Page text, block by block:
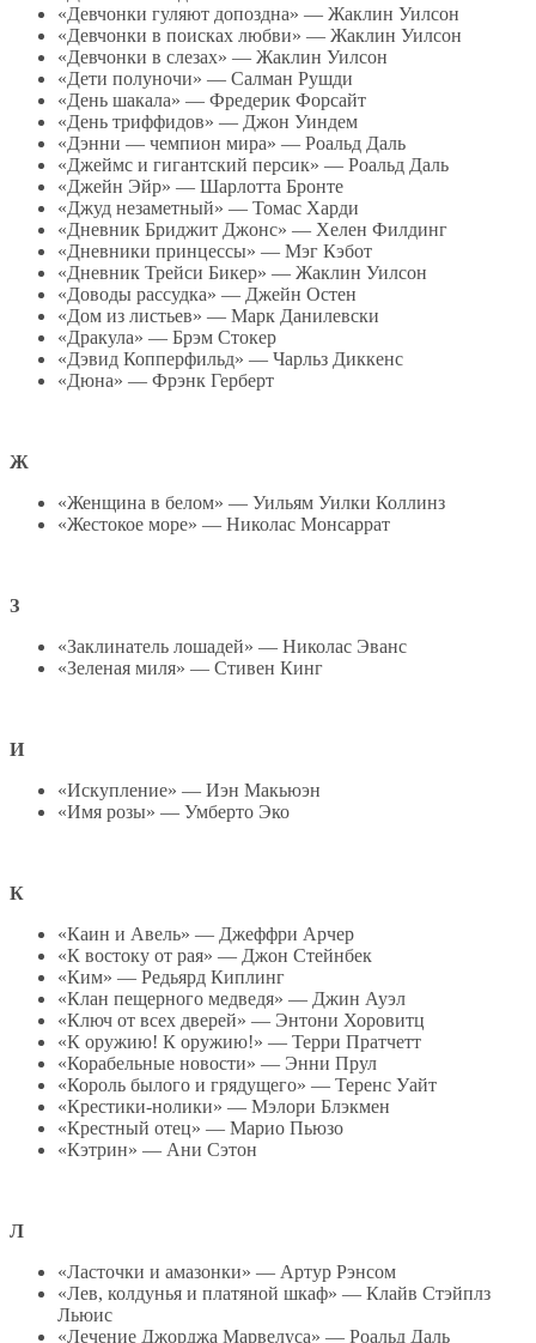
«Девчонки гуляют допоздна» — Жаклин Уилсон
«Девчонки в поисках любви» — Жаклин Уилсон
«Девчонки в слезах» — Жаклин Уилсон
«Дети полуночи» — Салман Рушди
«День шакала» — Фредерик Форсайт
«День триффидов» — Джон Уиндем
«Дэнни — чемпион мира» — Роальд Даль
«Джеймс и гигантский персик» — Роальд Даль
«Джейн Эйр» — Шарлотта Бронте
«Джуд незаметный» — Томас Харди
«Дневник Бриджит Джонс» — Хелен Филдинг
«Дневники принцессы» — Мэг Кэбот
«Дневник Трейси Бикер» — Жаклин Уилсон
«Доводы рассудка» — Джейн Остен
«Дом из листьев» — Марк Данилевски
«Дракула» — Брэм Стокер
«Дэвид Копперфильд» — Чарльз Диккенс
«Дюна» — Фрэнк Герберт
Ж
«Женщина в белом» — Уильям Уилки Коллинз
«Жестокое море» — Николас Монсаррат
З
«Заклинатель лошадей» — Николас Эванс
«Зеленая миля» — Стивен Кинг
И
«Искупление» — Иэн Макьюэн
«Имя розы» — Умберто Эко
К
«Каин и Авель» — Джеффри Арчер
«К востоку от рая» — Джон Стейнбек
«Ким» — Редьярд Киплинг
«Клан пещерного медведя» — Джин Ауэл
«Ключ от всех дверей» — Энтони Хоровитц
«К оружию! К оружию!» — Терри Пратчетт
«Корабельные новости» — Энни Прул
«Король былого и грядущего» — Теренс Уайт
«Крестики-нолики» — Мэлори Блэкмен
«Крестный отец» — Марио Пьюзо
«Кэтрин» — Ани Сэтон
Л
«Ласточки и амазонки» — Артур Рэнсом
«Лев, колдунья и платяной шкаф» — Клайв Стэйплз
Льюис
«Лечение Джорджа Марвелуса» — Роальд Даль